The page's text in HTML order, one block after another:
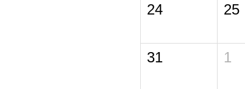
24 25
31 1